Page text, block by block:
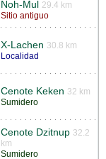
Noh-Mul 29.4 km
Sitio antiguo
X-Lachen 30.8 km
Localidad
Cenote Keken 32 km
Sumidero
Cenote Dzitnup 32.2
km
Sumidero